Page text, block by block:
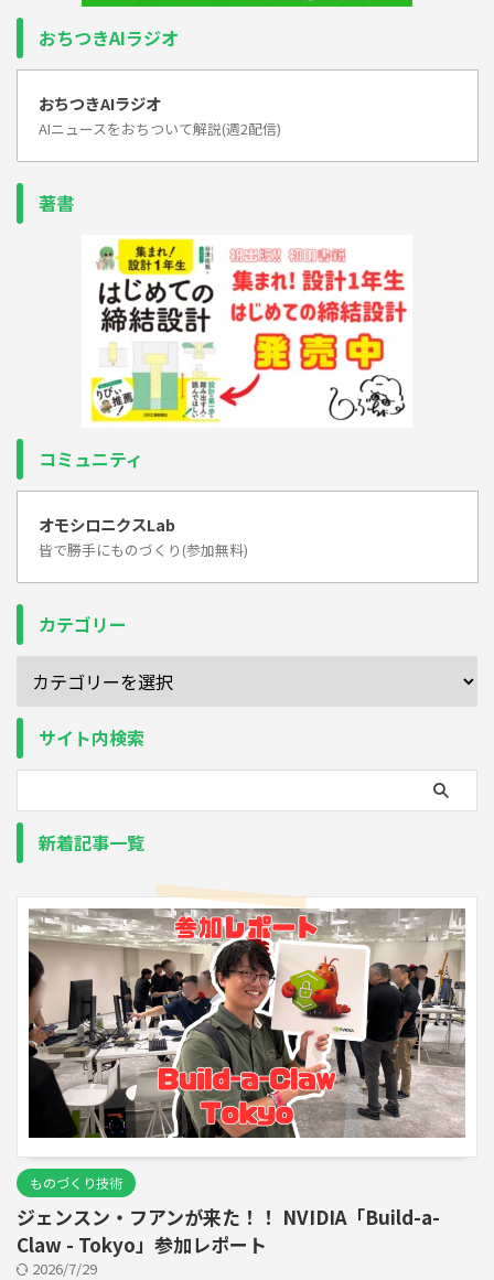
おちつきAIラジオ
おちつきAIラジオ
AIニュースをおちついて解説(週2配信)
著書
コミュニティ
オモシロニクスLab
皆で勝手にものづくり(参加無料)
カテゴリー
サイト内検索
新着記事一覧
ものづくり技術
ジェンスン・フアンが来た！！ NVIDIA「Build-a-
Claw - Tokyo」参加レポート
2026/7/29